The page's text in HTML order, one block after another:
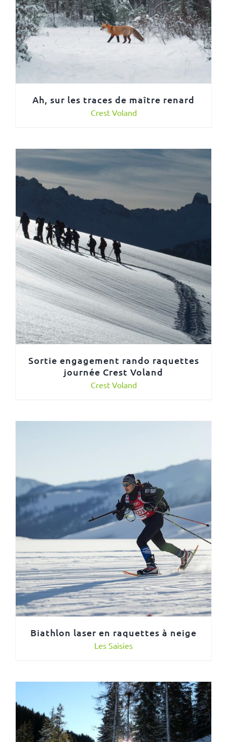
Ah, sur les traces de maître renard
Crest Voland
Sortie engagement rando raquettes
journée Crest Voland
Crest Voland
Biathlon laser en raquettes à neige
Les Saisies